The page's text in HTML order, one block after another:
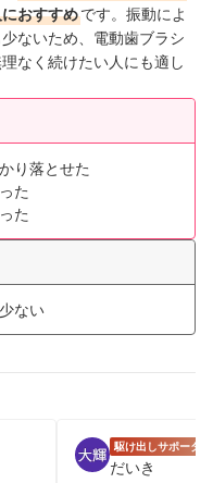
おすすめです。振動によ
ないため、電動歯ブラシ
なく続けたい人にも適し
り落とせた
た
た
ない
駆け出しサポーター
だいき